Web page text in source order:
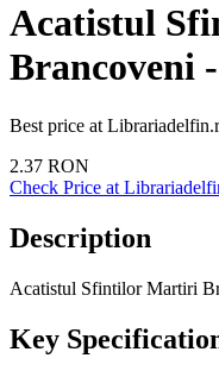
Acatistul
Brancoveni
Best price at
2.37 RON
Check Price at
Description
Acatistul Sfintilor Martiri
Key